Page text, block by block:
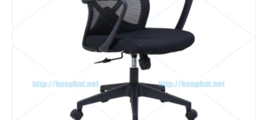
Chính sách hỗ trợ vận chuyển mua sản phẩm Nội
thất Hoà Phát
Trong nội thành Hà Nội:Tùy vào đơn hàng và địa chỉ giao
hàng để có chính sách vận chuyển hợp lý. Những đơn hàng trên
10 triệu và ở gần thì chúng tôi miễn phí vận chuyển. Những đơn
hàng nhỏ hơn, ở xa thì phí vận chuyển do sự thỏa thuận giữa
nhân viên kinh doanh và khách hàng.
Ngoài nội thành Hà Nội:Phí vận chuyển được tính theo km, và
do sự thỏa thuận giữa nhân viên kinh doanh và khách hàng